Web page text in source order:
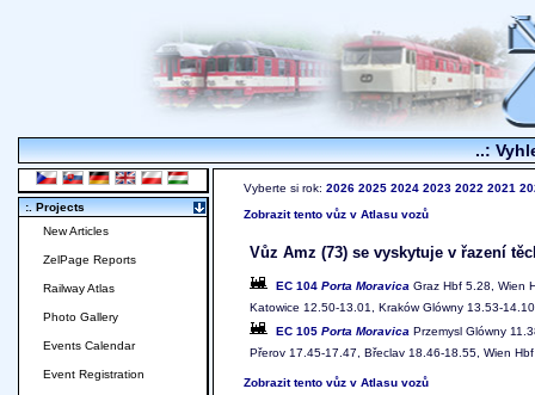
..:
Vyberte si rok: 2026 2025 2024 2023 2022 2021
Zobrazit tento vůz v Atlasu vozů
Vůz Amz (73) se vyskytuje v řazení
EC 104 Porta Moravica Graz Hbf 5.28, Wien
Katowice 12.50-13.01, Kraków Glówny 13.53-
EC 105 Porta Moravica Przemysl Glówny
Přerov 17.45-17.47, Břeclav 18.46-18.55, Wien
Zobrazit tento vůz v Atlasu vozů
:. Projects
New Articles
ZelPage Reports
Railway Atlas
Photo Gallery
Events Calendar
Event Registration